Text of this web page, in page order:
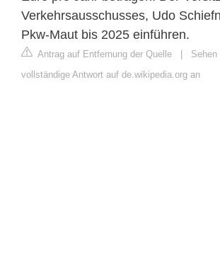
Verkehrsausschusses, Udo
Pkw-Maut bis 2025 einführen.
Antrag auf Entfernung der Quelle
vollständige Antwort auf de.wikipedia.org an